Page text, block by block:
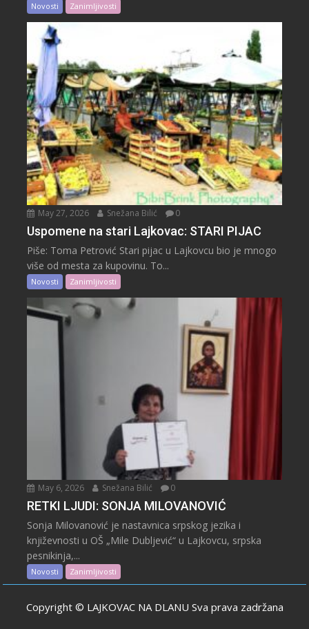
Novosti Zanimljivosti
May 27, 2026 Snežana Bilić 0
Uspomene na stari Lajkovac: STARI PIJAC
Piše: Toma Petrović Stari pijac u Lajkovcu bio je mnogo
više od mesta za kupovinu. To...
Novosti Zanimljivosti
May 6, 2026 Snežana Bilić 0
RETKI LJUDI: SONJA MILOVANOVIĆ
Sonja Milovanović je nastavnica srpskog jezika i
književnosti u OŠ „Mile Dubljević“ u Lajkovcu, srpska
pesnikinja,...
Novosti Zanimljivosti
Copyright © LAJKOVAC NA DLANU Sva prava zadržana